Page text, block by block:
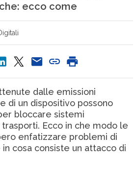
ecco come
dalle emissioni
di un dispositivo possono
bloccare sistemi
Ecco in che modo le
enfatizzare problemi di
cosa consiste un attacco di